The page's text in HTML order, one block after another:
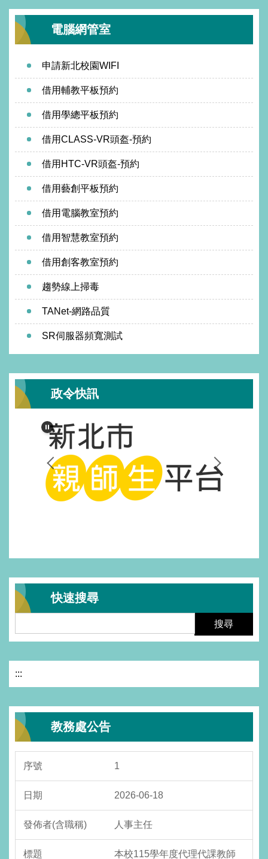
電腦網管室
申請新北校園WIFI
借用輔教平板預約
借用學總平板預約
借用CLASS-VR頭盔-預約
借用HTC-VR頭盔-預約
借用藝創平板預約
借用電腦教室預約
借用智慧教室預約
借用創客教室預約
趨勢線上掃毒
TANet-網路品質
SR伺服器頻寬測試
政令快訊
快速搜尋
搜尋
:::
教務處公告
1
2026-06-18
人事主任
本校115學年度代理代課教師